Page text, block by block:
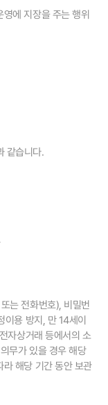
에 지장을 주는 행위
같습니다.
는 전화번호), 비밀번
용 방지, 만 14세이
자상거래 등에서의 소
무가 있을 경우 해당
라 해당 기간 동안 보관